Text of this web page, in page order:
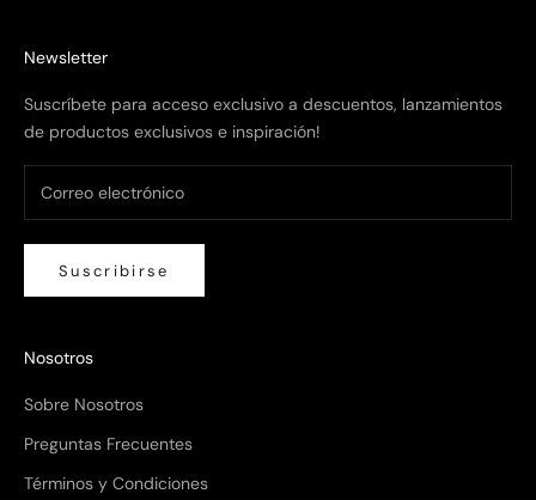
Newsletter
Suscríbete para acceso exclusivo a descuentos, lanzamientos
de productos exclusivos e inspiración!
Suscribirse
Nosotros
Sobre Nosotros
Preguntas Frecuentes
Términos y Condiciones